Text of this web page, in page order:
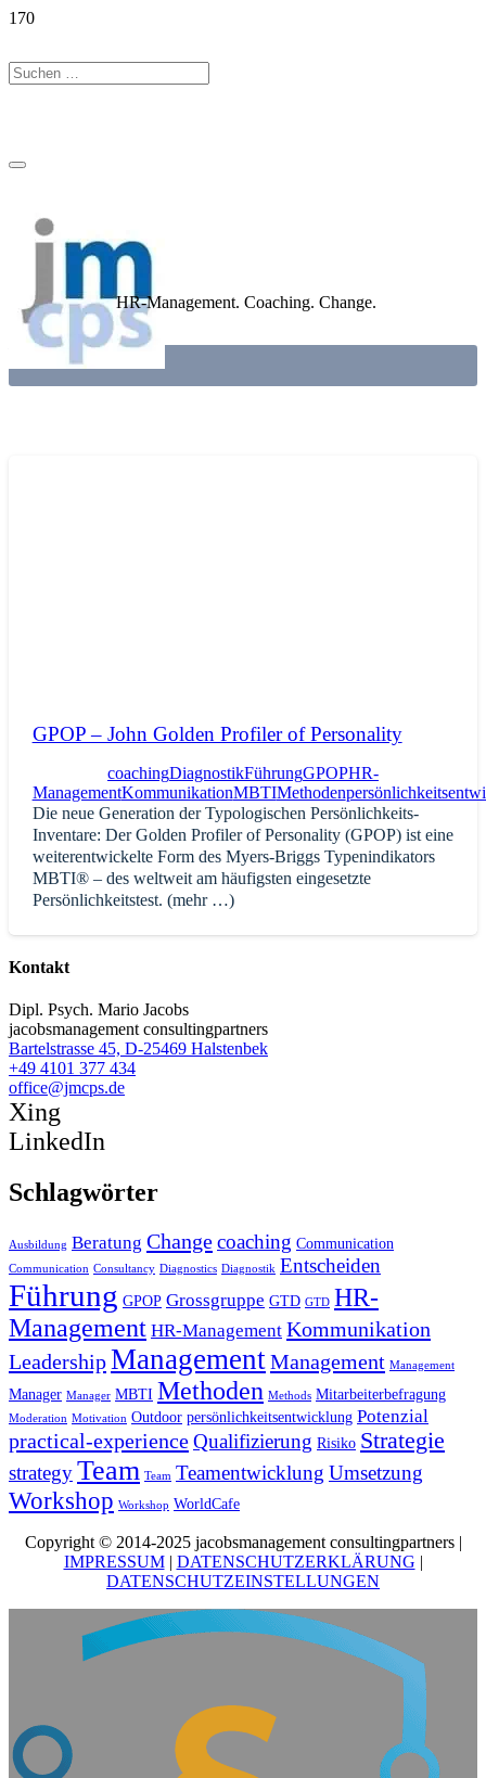
HR-Management. Coaching. Change.
GPOP – John Golden Profiler of Personality
coachingDiagnostikFührungGPOPHR-
ManagementKommunikationMBTIMethoden
Die neue Generation der Typologischen Persönlichkeits-
Inventare: Der Golden Profiler of Personality (GPOP) ist eine
weiterentwickelte Form des Myers-Briggs Typenindikators
MBTI® – des weltweit am häufigsten eingesetzte
Persönlichkeitstest. (mehr …)
Kontakt
Dipl. Psych. Mario Jacobs
jacobsmanagement consultingpartners
Bartelstrasse 45, D-25469 Halstenbek
+49 4101 377 434
office@jmcps.de
Xing
LinkedIn
Schlagwörter
Ausbildung Beratung Changecoaching Communication
Communication Consultancy Diagnostics Diagnostik Entscheiden
Führung GPOP Grossgruppe GTD GTD HR-
Management HR-Management Kommunikation
LeadershipManagementManagement Management
Manager Manager MBTI Methoden Methods Mitarbeiterbefragung
Moderation Motivation Outdoor persönlichkeitsentwicklung Potenzial
practical-experienceQualifizierung Risiko Strategie
strategyTeam Team Teamentwicklung Umsetzung
Workshop Workshop WorldCafe
Copyright © 2014-2025 jacobsmanagement consultingpartners |
IMPRESSUM| DATENSCHUTZERKLÄRUNG |
DATENSCHUTZEINSTELLUNGEN